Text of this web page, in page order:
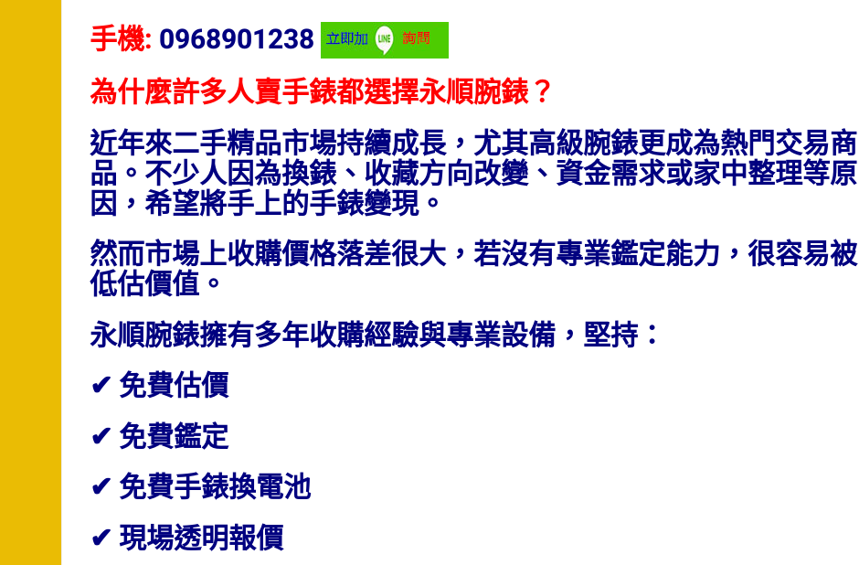
手機: 0968901238
為什麼許多人賣手錶都選擇永順腕錶？
近年來二手精品市場持續成長，尤其高級腕錶更成為熱門交易商
品。不少人因為換錶、收藏方向改變、資金需求或家中整理等原
因，希望將手上的手錶變現。
然而市場上收購價格落差很大，若沒有專業鑑定能力，很容易被
低估價值。
永順腕錶擁有多年收購經驗與專業設備，堅持：
✔ 免費估價
✔ 免費鑑定
✔ 免費手錶換電池
✔ 現場透明報價